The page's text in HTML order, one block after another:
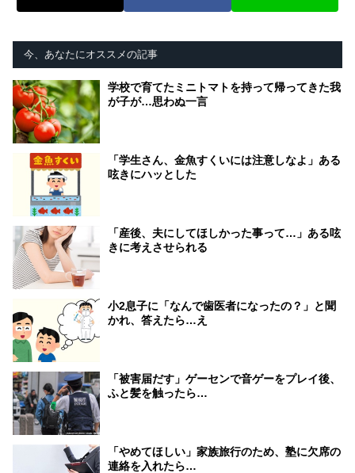
今、あなたにオススメの記事
学校で育てたミニトマトを持って帰ってきた我
が子が…思わぬ一言
「学生さん、金魚すくいには注意しなよ」ある
呟きにハッとした
「産後、夫にしてほしかった事って…」ある呟
きに考えさせられる
小2息子に「なんで歯医者になったの？」と聞
かれ、答えたら…え
「被害届だす」ゲーセンで音ゲーをプレイ後、
ふと髪を触ったら…
「やめてほしい」家族旅行のため、塾に欠席の
連絡を入れたら…